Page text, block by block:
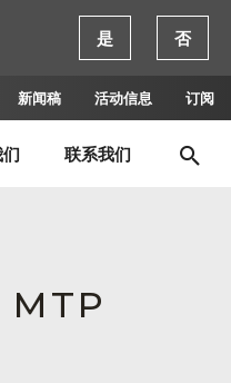
新闻稿 活动信息 订阅
联系我们
是 否